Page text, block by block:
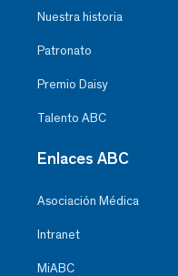
Nuestra historia
Patronato
Premio Daisy
Talento ABC
Enlaces ABC
Asociación Médica
Intranet
MiABC